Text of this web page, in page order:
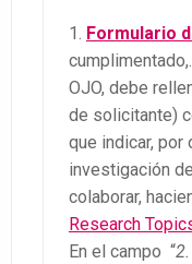
Formulario
cumplimentado,.
OJO, debe
de solicitante)
que indicar, por
investigación
colaborar,
Research
En el campo “